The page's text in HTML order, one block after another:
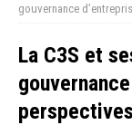
gouvernance
La C3S et
perspectives